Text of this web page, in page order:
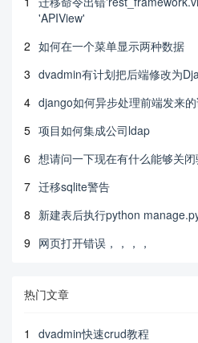
'APIView'
2 如何在一个菜单显示两种数据
3 dvadmin有计划把后端修改为
4 django如何异步处理前端发来的
5 项目如何集成公司ldap
6 想请问一下现在有什么能够关闭
7 迁移sqlite警告
8 新建表后执行python
9 网页打开错误，，，，
热门文章
1
dvadmin快速crud教程